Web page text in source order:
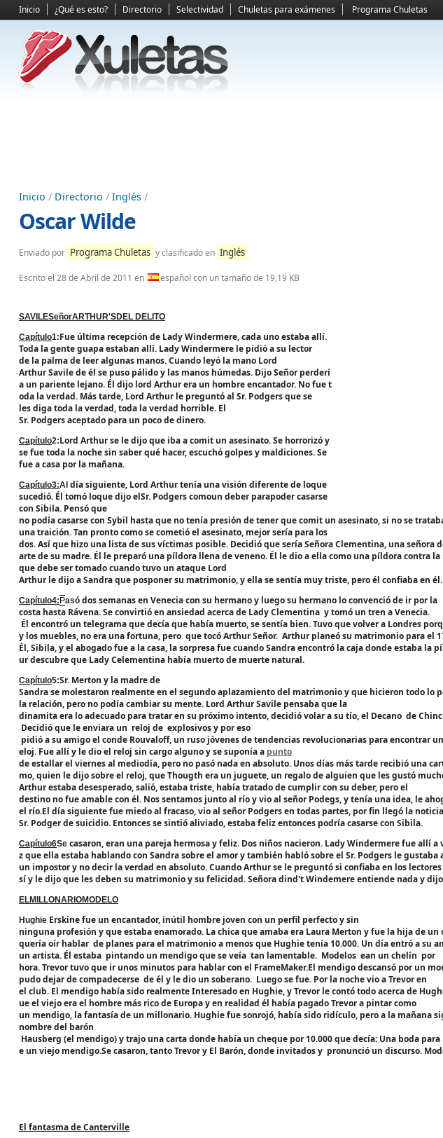
Inicio ¿Qué es esto? Directorio Selectividad Chuletas para exámenes Programa Chuletas
Inicio / Directorio / Inglés /
Oscar Wilde
Enviado por Programa Chuletas y clasificado en Inglés
Escrito el 28 de Abril de 2011 en español con un tamaño de 19,19 KB
SAVILESeñorARTHUR'SDEL DELITO
Capítulo1:Fue última recepción de Lady Windermere, cada uno estaba allí.
Toda la gente guapa estaban allí. Lady Windermere le pidió a su lector
de la palma de leer algunas manos. Cuando leyó la mano Lord
Arthur Savile de él se puso pálido y las manos húmedas. Dijo Señor perderí
a un pariente lejano. Él dijo lord Arthur era un hombre encantador. No fue t
oda la verdad. Más tarde, Lord Arthur le preguntó al Sr. Podgers que se
les diga toda la verdad, toda la verdad horrible. El
Sr. Podgers aceptado para un poco de dinero.
Capítulo2:Lord Arthur se le dijo que iba a comit un asesinato. Se horrorizó y
se fue toda la noche sin saber qué hacer, escuchó golpes y maldiciones. Se
fue a casa por la mañana.
Capítulo3:Al día siguiente, Lord Arthur tenía una visión diferente de loque
sucedió. Él tomó loque dijo elSr. Podgers comoun deber parapoder casarse
con Sibila. Pensó que
no podía casarse con Sybil hasta que no tenía presión de tener que comit un asesinato, si no se
una traición. Tan pronto como se cometió el asesinato, mejor sería para los
dos. Así que hizo una lista de sus víctimas posible. Decidió que sería Señora Clementina, una señora
arte de su madre. Él le preparó una píldora llena de veneno. Él le dio a ella como una píldora contra
que debe ser tomado cuando tuvo un ataque Lord
Arthur le dijo a Sandra que posponer su matrimonio, y ella se sentía muy triste, pero él confiaba en él.
Capítulo4: Pasó dos semanas en Venecia con su hermano y luego su hermano lo convenció de ir por la
costa hasta Rávena. Se convirtió en ansiedad acerca de Lady Clementina y tomó un tren a Venecia.
Él encontró un telegrama que decía que había muerto, se sentía bien. Tuvo que volver a Londres
y los muebles, no era una fortuna, pero que tocó Arthur Señor. Arthur planeó su matrimonio para el
Él, Sibila, y el abogado fue a la casa, la sorpresa fue cuando Sandra encontró la caja donde estaba la
ur descubre que Lady Celementina había muerto de muerte natural.
Capítulo5:Sr. Merton y la madre de
Sandra se molestaron realmente en el segundo aplazamiento del matrimonio y que hicieron todo lo
la relación, pero no podía cambiar su mente. Lord Arthur Savile pensaba que la
dinamita era lo adecuado para tratar en su próximo intento, decidió volar a su tío, el Decano de
Decidió que le enviara un reloj de explosivos y por eso
pidió a su amigo el conde Rouvaloff, un ruso jóvenes de tendencias revolucionarias para encontrar
eloj. Fue allí y le dio el reloj sin cargo alguno y se suponía a punto
de estallar el viernes al mediodía, pero no pasó nada en absoluto. Unos días más tarde recibió una
mo, quien le dijo sobre el reloj, que Thougth era un juguete, un regalo de alguien que les gustó
Arthur estaba desesperado, salió, estaba triste, había tratado de cumplir con su deber, pero el
destino no fue amable con él. Nos sentamos junto al río y vio al señor Podegs, y tenía una idea, le
el río.El día siguiente fue miedo al fracaso, vio al señor Podgers en todas partes, por fin llegó la
Sr. Podger de suicidio. Entonces se sintió aliviado, estaba feliz entonces podría casarse con Sibila.
Capítulo6Se casaron, eran una pareja hermosa y feliz. Dos niños nacieron. Lady Windermere fue allí
z que ella estaba hablando con Sandra sobre el amor y también habló sobre el Sr. Podgers le gustaba
un impostor y no decir la verdad en absoluto. Cuando Arthur se le preguntó si confiaba en los
sí y le dijo que les deben su matrimonio y su felicidad. Señora dind't Windemere entiende nada y
ELMILLONARIOMODELO
Hughie Erskine fue un encantador, inútil hombre joven con un perfil perfecto y sin
ninguna profesión y que estaba enamorado. La chica que amaba era Laura Merton y fue la hija de
quería oír hablar de planes para el matrimonio a menos que Hughie tenía 10.000. Un día entró a su
un artista. Él estaba pintando un mendigo que se veía tan lamentable. Modelos ean un chelín por
hora. Trevor tuvo que ir unos minutos para hablar con el FrameMaker.El mendigo descansó por un
pudo dejar de compadecerse de él y le dio un soberano. Luego se fue. Por la noche vio a Trevor en
el club. El mendigo había sido realmente Interesado en Hughie, y Trevor le contó todo acerca de
ue el viejo era el hombre más rico de Europa y en realidad él había pagado Trevor a pintar como
un mendigo, la fantasía de un millonario. Hughie fue sonrojó, había sido ridículo, pero a la mañana
nombre del barón
Hausberg (el mendigo) y trajo una carta donde había un cheque por 10.000 que decía: Una boda
e un viejo mendigo.Se casaron, tanto Trevor y El Barón, donde invitados y pronunció un discurso.
El fantasma deCanterville